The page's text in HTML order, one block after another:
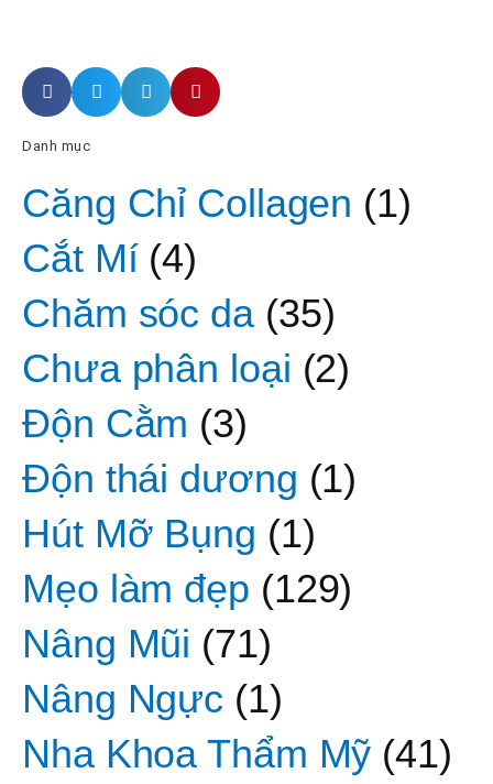
Danh mục
Căng Chỉ Collagen (1)
Cắt Mí(4)
Chăm sóc da(35)
Chưa phân loại (2)
Độn Cằm (3)
Độn thái dương (1)
Hút Mỡ Bụng (1)
Mẹo làm đẹp (129)
Nâng Mũi (71)
Nâng Ngực (1)
Nha Khoa Thẩm Mỹ (41)